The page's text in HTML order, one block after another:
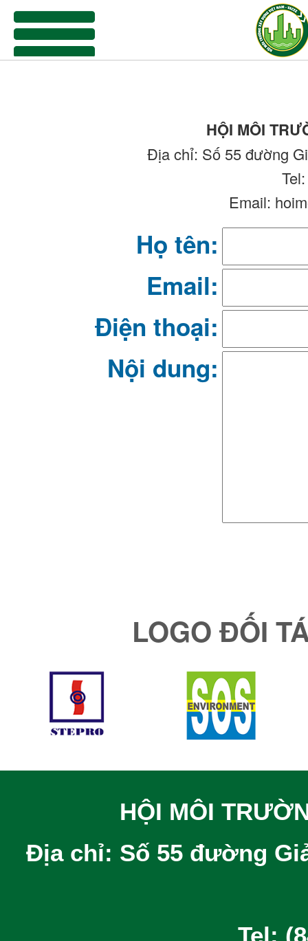
menu
HỘI MÔI
Địa chỉ: Số 55 đường
Email:
Họ tên:
Email:
Điện thoại:
Nội dung:
LOGO ĐỐI
HỘI MÔI
Địa chỉ: Số 55 đường
Tel: